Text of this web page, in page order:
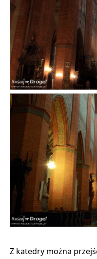
Z katedry można